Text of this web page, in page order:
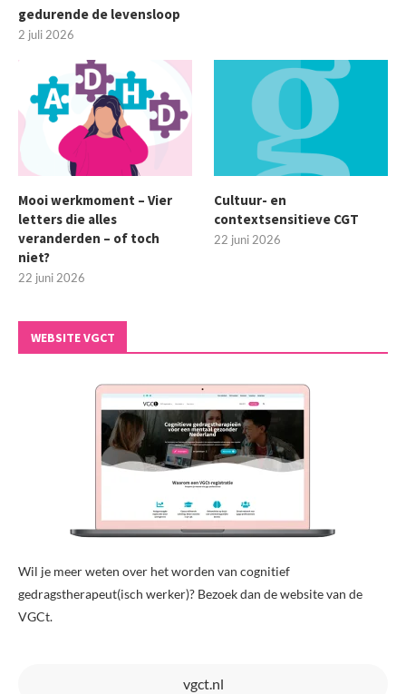
gedurende de levensloop
2 juli 2026
Mooi werkmoment – Vier
letters die alles
veranderden – of toch
niet?
22 juni 2026
Cultuur- en
contextsensitieve CGT
22 juni 2026
WEBSITE VGCT
Wil je meer weten over het worden van cognitief
gedragstherapeut(isch werker)? Bezoek dan de website van de
VGCt.
vgct.nl